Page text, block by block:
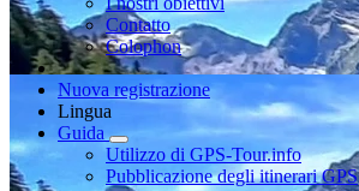
Contatto
Colophon
Nuova registrazione
Lingua
Guida
Utilizzo di GPS-Tour.info
Pubblicazione degli itinerari GPS